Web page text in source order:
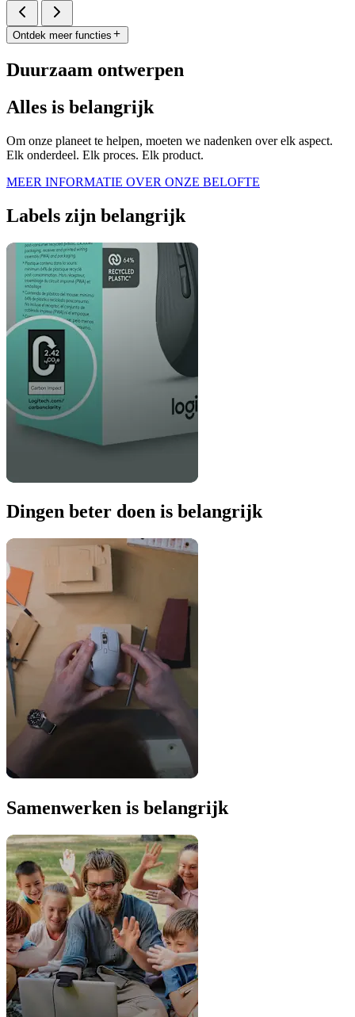
Ontdek meer functies
Duurzaam ontwerpen
Alles is belangrijk
Om onze planeet te helpen, moeten we nadenken over elk aspect.
Elk onderdeel. Elk proces. Elk product.
MEER INFORMATIE OVER ONZE BELOFTE
Labels zijn belangrijk
Dingen beter doen is belangrijk
Samenwerken is belangrijk